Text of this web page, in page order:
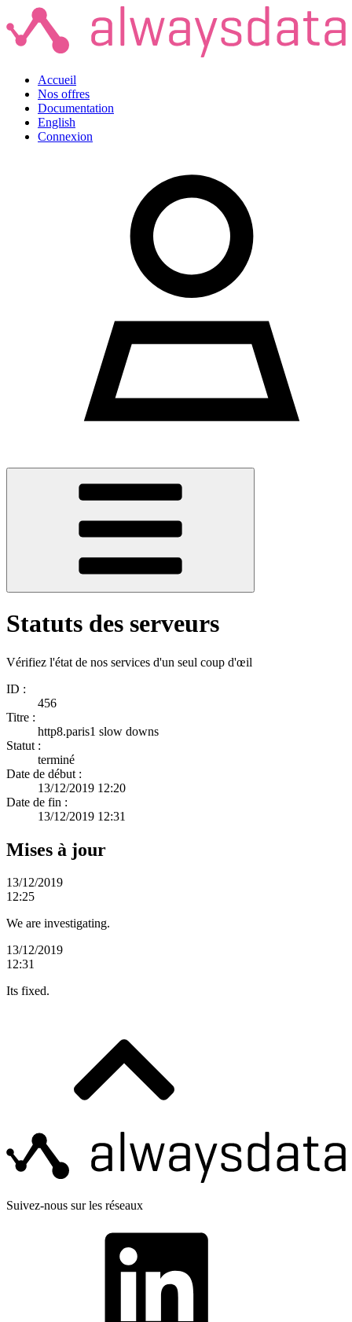
Accueil
Nos offres
Documentation
English
Connexion
Statuts des serveurs
Vérifiez l'état de nos services d'un seul coup d'œil
ID :
456
Titre :
http8.paris1 slow downs
Statut :
terminé
Date de début :
13/12/2019 12:20
Date de fin :
13/12/2019 12:31
Mises à jour
13/12/2019
12:25
We are investigating.
13/12/2019
12:31
Its fixed.
Suivez-nous sur les réseaux